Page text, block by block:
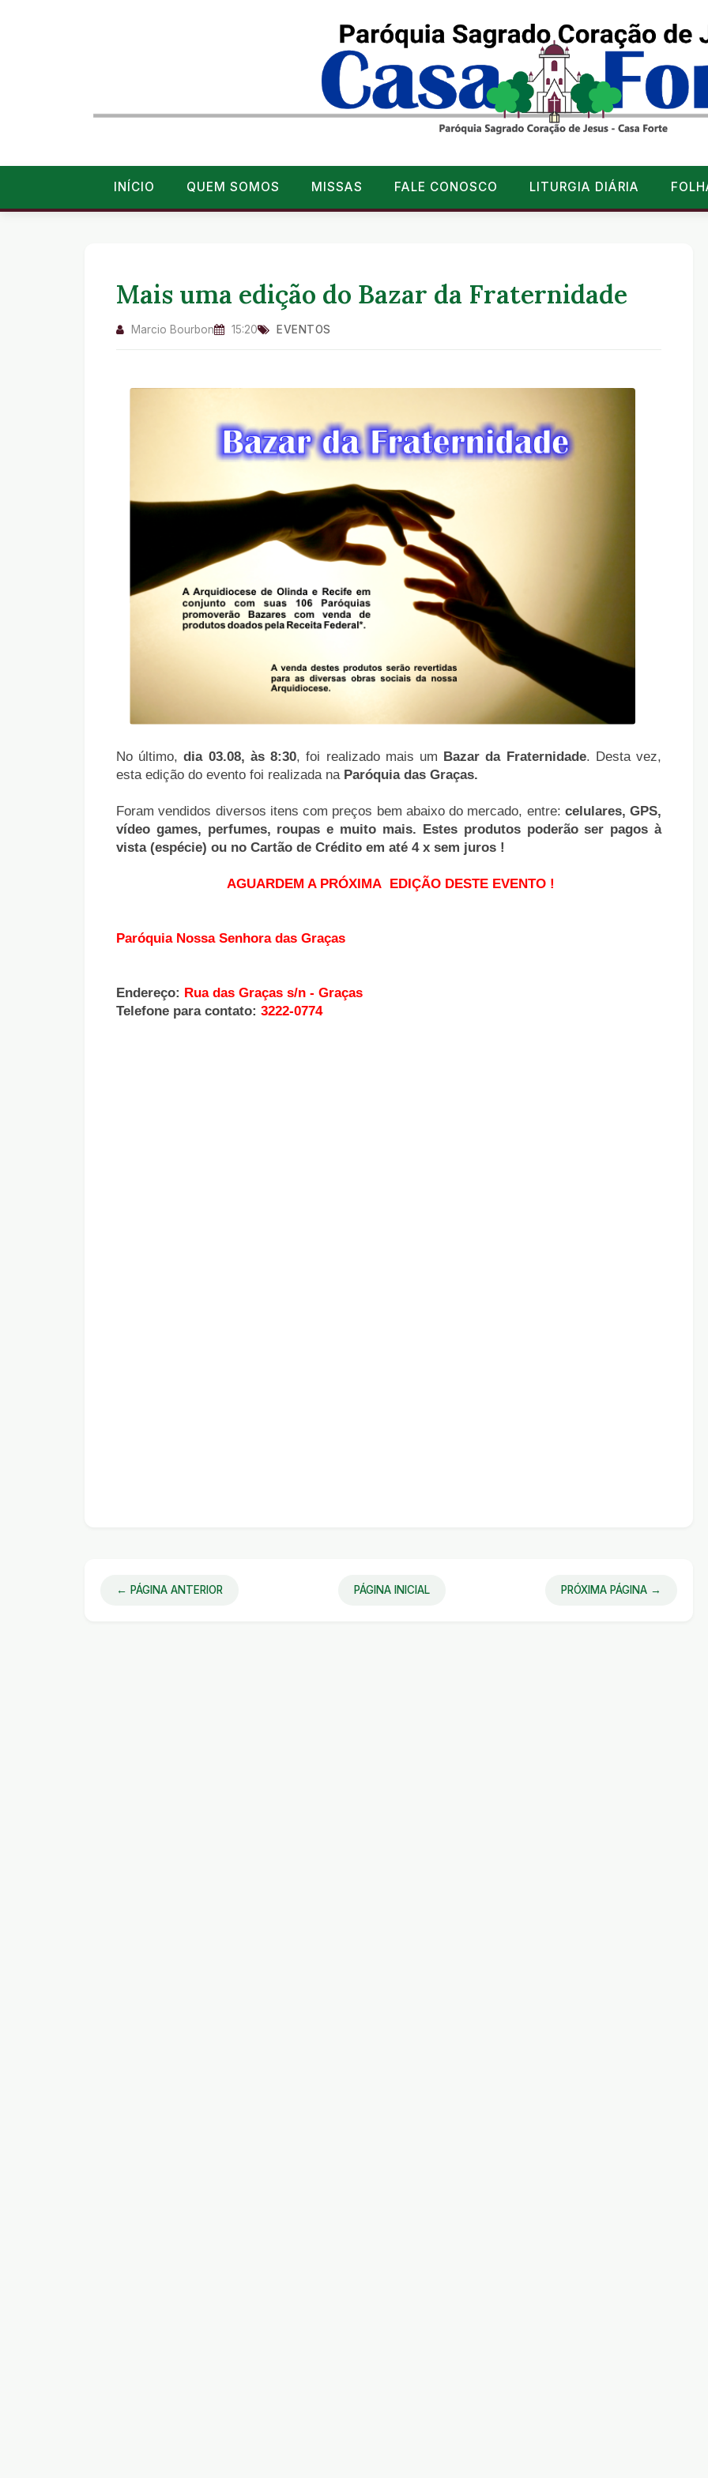
INÍCIO QUEM SOMOS MISSAS FALE CONOSCO LITURGIA DIÁRIA
Mais uma edição do Bazar da Fraternidade
Marcio Bourbon 15:20 EVENTOS
No último,dia 03.08, às 8:30, foi realizado mais um Bazar da Fraternidade. Desta vez,
esta edição do evento foi realizada na Paróquia das Graças.
Foram vendidos diversos itens com preços bem abaixo do mercado, entre: celulares, GPS,
vídeo games, perfumes, roupas e muito mais. Estes produtos poderão ser pagos à
vista (espécie) ou no Cartão de Crédito em até 4 x sem juros !
AGUARDEM A PRÓXIMA EDIÇÃO DESTE EVENTO !
Paróquia Nossa Senhora das Graças
Endereço: Rua das Graças s/n - Graças
Telefone para contato: 3222-0774
← PÁGINA ANTERIOR PÁGINA INICIAL PRÓXIMA PÁGINA →